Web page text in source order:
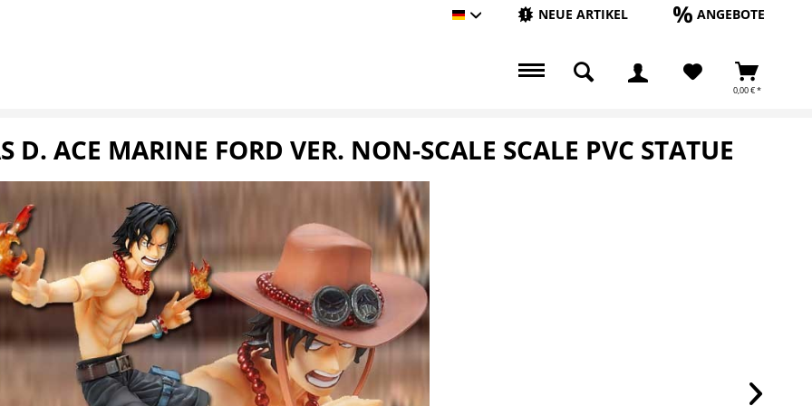
Hauptshop DeutschNEUE ARTIKEL ANGEBOTE
0,00 € *
D. ACE MARINE FORD VER. NON-SCALE SCALE PVC STATUE